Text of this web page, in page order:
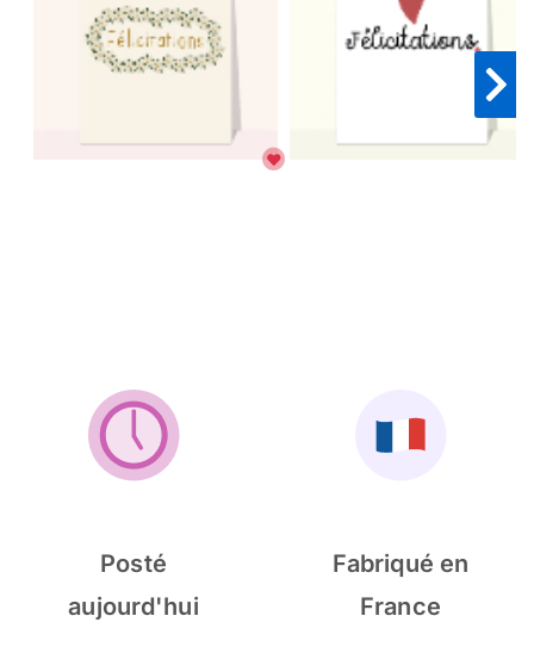
Posté
aujourd'hui
Fabriqué en
France